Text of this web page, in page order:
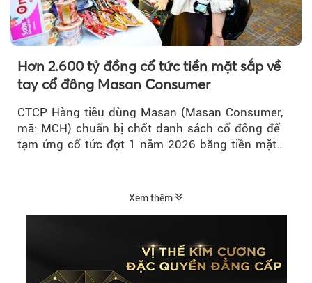
Hơn 2.600 tỷ đồng cổ tức tiền mặt sắp về
tay cổ đông Masan Consumer
CTCP Hàng tiêu dùng Masan (Masan Consumer,
mã: MCH) chuẩn bị chốt danh sách cổ đông để
tạm ứng cổ tức đợt 1 năm 2026 bằng tiền mặt
Xem thêm